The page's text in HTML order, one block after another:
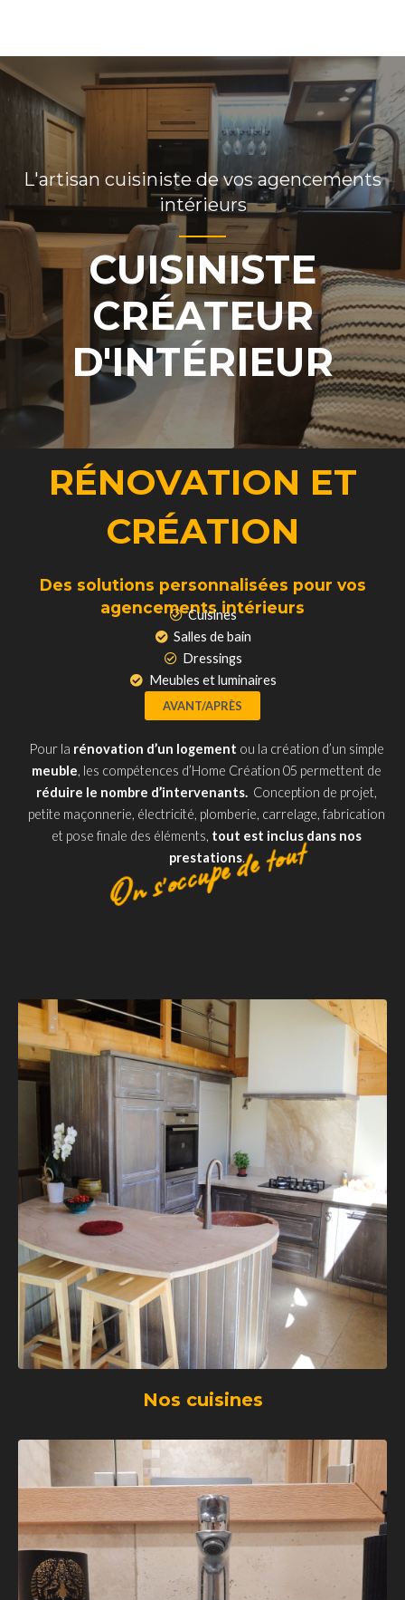
L'artisan cuisiniste de vos agencements
intérieurs
CUISINISTE
CRÉATEUR
D'INTÉRIEUR
RÉNOVATION ET
CRÉATION
Des solutions personnalisées pour vos
agencements intérieurs
Cuisines
Salles de bain
Dressings
Meubles et luminaires
AVANT/APRÈS
Pour la rénovation d’un logement ou la création d’un simple
meuble, les compétences d’Home Création 05 permettent de
réduire le nombre d’intervenants. Conception de projet,
petite maçonnerie, électricité, plomberie, carrelage, fabrication
et pose finale des éléments, tout est inclus dans nos
prestations.
On s’occupe de tout
Nos cuisines